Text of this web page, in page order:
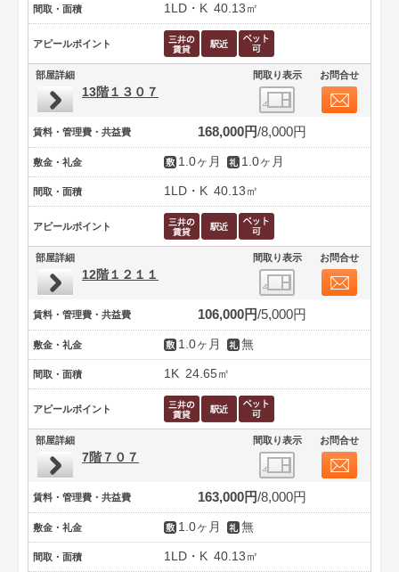
間取・面積 1LD・K 40.13㎡
アピールポイント
部屋詳細 間取り表示 お問合せ
13階１３０７
賃料・管理費・共益費 168,000円 8,000円
敷金・礼金 1.0ヶ月 1.0ヶ月
間取・面積 1LD・K 40.13㎡
アピールポイント
部屋詳細 間取り表示 お問合せ
12階１２１１
賃料・管理費・共益費 106,000円 5,000円
敷金・礼金 1.0ヶ月 無
間取・面積 1K 24.65㎡
アピールポイント
部屋詳細 間取り表示 お問合せ
7階７０７
賃料・管理費・共益費 163,000円 8,000円
敷金・礼金 1.0ヶ月 無
間取・面積 1LD・K 40.13㎡